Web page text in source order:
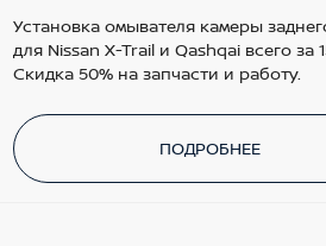
Установка омывателя камеры
для Nissan X-Trail и Qashqai всего за
Скидка 50% на запчасти и работу.
ПОДРОБНЕЕ